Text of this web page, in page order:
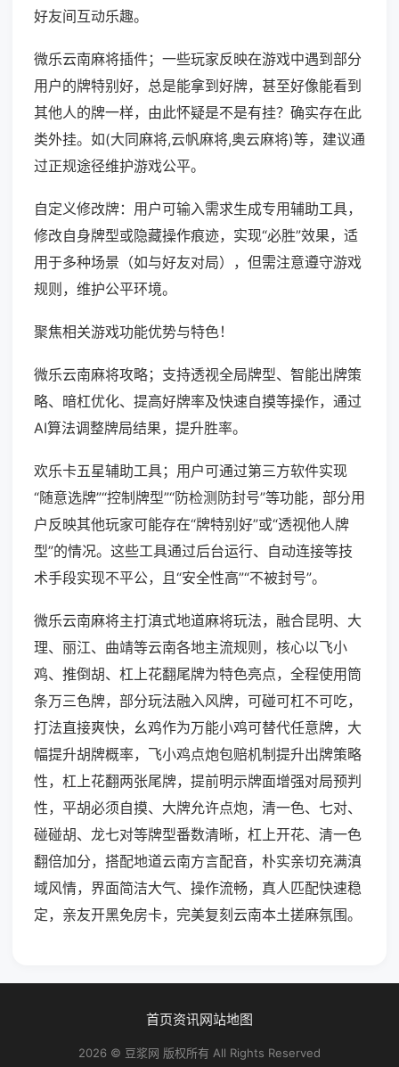
好友间互动乐趣。
微乐云南麻将插件；一些玩家反映在游戏中遇到部分
用户的牌特别好，总是能拿到好牌，甚至好像能看到
其他人的牌一样，由此怀疑是不是有挂？确实存在此
类外挂。如(大同麻将,云帆麻将,奥云麻将)等，建议通
过正规途径维护游戏公平。
自定义修改牌：用户可输入需求生成专用辅助工具，
修改自身牌型或隐藏操作痕迹，实现“必胜”效果，适
用于多种场景（如与好友对局），但需注意遵守游戏
规则，维护公平环境。
聚焦相关游戏功能优势与特色！
微乐云南麻将攻略；支持透视全局牌型、智能出牌策
略、暗杠优化、提高好牌率及快速自摸等操作，通过
AI算法调整牌局结果，提升胜率。
欢乐卡五星辅助工具；用户可通过第三方软件实现
“随意选牌”“控制牌型”“防检测防封号”等功能，部分用
户反映其他玩家可能存在“牌特别好”或“透视他人牌
型”的情况。这些工具通过后台运行、自动连接等技
术手段实现不平公，且“安全性高”“不被封号”。
微乐云南麻将主打滇式地道麻将玩法，融合昆明、大
理、丽江、曲靖等云南各地主流规则，核心以飞小
鸡、推倒胡、杠上花翻尾牌为特色亮点，全程使用筒
条万三色牌，部分玩法融入风牌，可碰可杠不可吃，
打法直接爽快，幺鸡作为万能小鸡可替代任意牌，大
幅提升胡牌概率，飞小鸡点炮包赔机制提升出牌策略
性，杠上花翻两张尾牌，提前明示牌面增强对局预判
性，平胡必须自摸、大牌允许点炮，清一色、七对、
碰碰胡、龙七对等牌型番数清晰，杠上开花、清一色
翻倍加分，搭配地道云南方言配音，朴实亲切充满滇
域风情，界面简洁大气、操作流畅，真人匹配快速稳
定，亲友开黑免房卡，完美复刻云南本土搓麻氛围。
首页资讯网站地图
2026 © 豆浆网 版权所有 All Rights Reserved